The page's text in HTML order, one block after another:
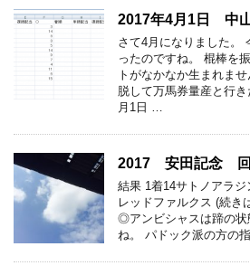
2017年4月1日 中
さて4月になりました。
ったのですね。 棍棒を
トがなかなか生まれま
脱して万馬券量産と行
月1日 …
2017 安田記念
結果 1着14サトノアラ
レッドファルクス (続き
◎アンビシャスは蹄の状
ね。 パドック派の方の